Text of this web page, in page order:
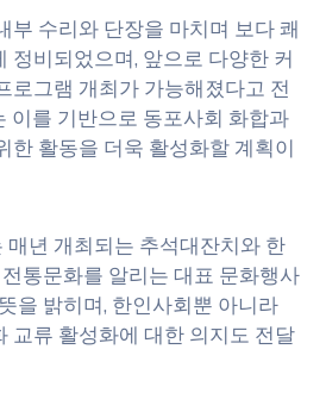
부 수리와 단장을 마치며 보다 쾌
정비되었으며, 앞으로 다양한 커
로그램 개최가 가능해졌다고 전
이를 기반으로 동포사회 화합과
한 활동을 더욱 활성화할 계획이
년 개최되는 추석대잔치와 한
통문화를 알리는 대표 문화행사
을 밝히며, 한인사회뿐 아니라
교류 활성화에 대한 의지도 전달